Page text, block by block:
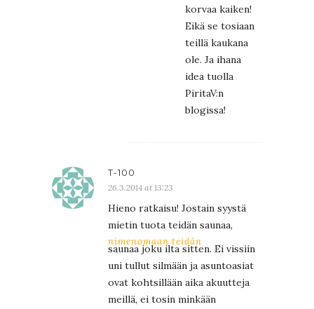
korvaa kaiken!
Eikä se tosiaan
teillä kaukana
ole. Ja ihana
idea tuolla
PiritaV:n
blogissa!
T-100
26.3.2014 at 13:23
Hieno ratkaisu! Jostain syystä
mietin tuota teidän saunaa,
nimenomaan teidän
saunaa joku ilta sitten. Ei vissiin
uni tullut silmään ja asuntoasiat
ovat kohtsillään aika akuutteja
meillä, ei tosin minkään